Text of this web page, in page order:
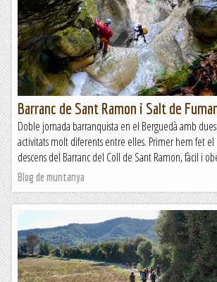
Barranc de Sant Ramon i Salt de
Doble jornada barranquista en el Berguedà amb dues
activitats molt diferents entre elles. Primer hem fet el
descens del Barranc del Coll de Sant Ramon, fàcil i
Blog de muntanya